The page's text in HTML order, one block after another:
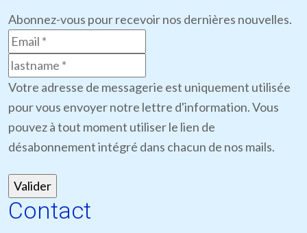
Abonnez-vous pour recevoir nos dernières nouvelles.
Votre adresse de messagerie est uniquement utilisée
pour vous envoyer notre lettre d'information. Vous
pouvez à tout moment utiliser le lien de
désabonnement intégré dans chacun de nos mails.
Contact